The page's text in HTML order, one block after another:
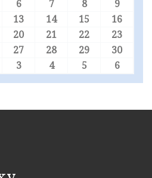
2026
6 6 août 2026
7 7 août 2026
8 8 août 2026
9
août 2026
13 13 août 2026
1414 août 2026
15 15 août 2026
16
août 2026
20 20 août 2026
21 21 août 2026
22 22 août 2026
23
août 2026
27 27 août 2026
28 28 août 2026
29 29 août 2026
30
2026
septembre 2026
3 3 septembre 2026
44 septembre 2026
5 5 septembre
6